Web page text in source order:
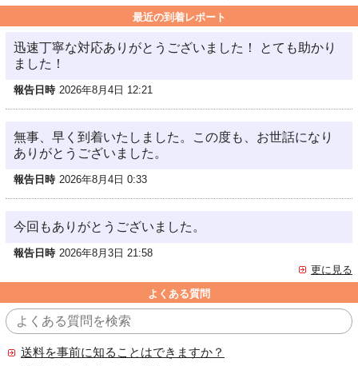
最近の到着レポート
迅速丁寧な対応ありがとうございました！ とても助かり
ました！
報告日時 2026年8月4日 12:21
無事、早く到着いたしました。この度も、お世話になり
ありがとうございました。
報告日時 2026年8月4日 0:33
今回もありがとうございました。
報告日時 2026年8月3日 21:58
更に見る
よくある質問
送料を事前に知ることはできますか？